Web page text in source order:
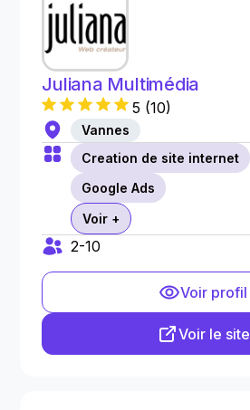
Juliana Multimédia
5 (10)
Vannes
Creation de site internet
Google Ads
Voir +
2-10
Voir profil
Voir le site